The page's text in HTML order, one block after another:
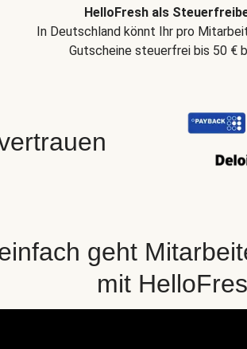
HelloFresh als
In Deutschland könnt Ihr pro
Gutscheine steuerfrei bis 50 €
geht
mit